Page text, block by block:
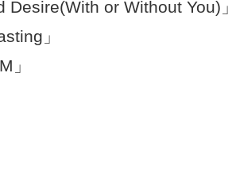
Desire(With or Without You)」
」
」